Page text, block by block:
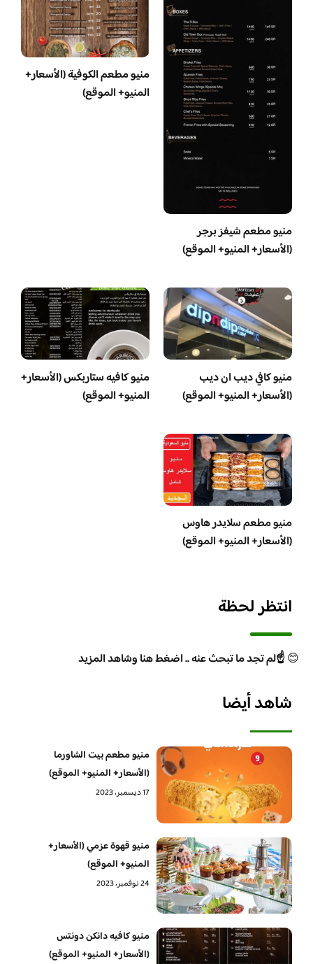
منيو مطعم شيفز برجر
(الأسعار+ المنيو+ الموقع)
منيو مطعم الكوفية (الأسعار+
المنيو+ الموقع)
منيو كافي ديب ان ديب
(الأسعار+ المنيو+ الموقع)
منيو كافيه ستاربكس (الأسعار+
المنيو+ الموقع)
منيو مطعم سلايدر هاوس
(الأسعار+ المنيو+ الموقع)
انتظر لحظة
😊☝️لم تجد ما تبحث عنه .. اضغط هنا وشاهد المزيد
شاهد أيضا
منيو مطعم بيت الشاورما
(الأسعار+ المنيو+ الموقع)
17 ديسمبر، 2023
منيو قهوة عزمي (الأسعار+
المنيو+ الموقع)
24 نوفمبر، 2023
منيو كافيه دانكن دونتس
(الأسعار+ المنيو+ الموقع)